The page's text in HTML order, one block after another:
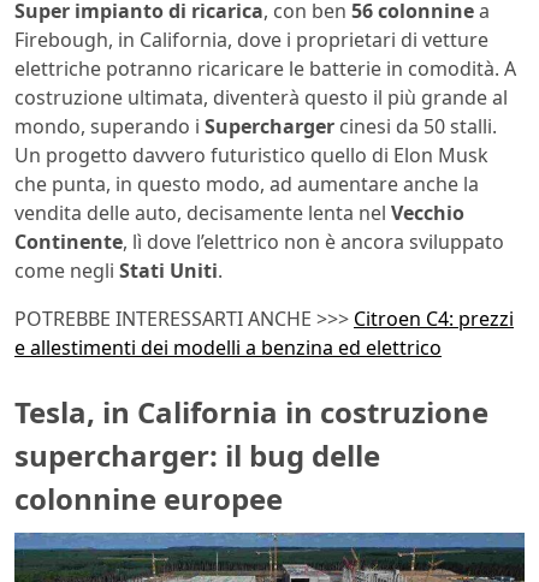
Super impianto di ricarica, con ben 56 colonninea
Firebough, in California, dove i proprietari di vetture
elettriche potranno ricaricare le batterie in comodità. A
costruzione ultimata, diventerà questo il più grande al
mondo, superando i Supercharger cinesi da 50 stalli.
Un progetto davvero futuristico quello di Elon Musk
che punta, in questo modo, ad aumentare anche la
vendita delle auto, decisamente lenta nel Vecchio
Continente, lì dove l’elettrico non è ancora sviluppato
come negli Stati Uniti.
POTREBBE INTERESSARTI ANCHE >>> Citroen C4: prezzi
e allestimenti dei modelli a benzina ed elettrico
Tesla, in California in costruzione
supercharger: il bug delle
colonnine europee